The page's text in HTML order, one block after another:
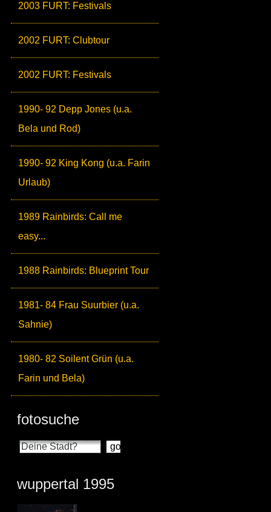
2003 FURT: Festivals
2002 FURT: Clubtour
2002 FURT: Festivals
1990- 92 Depp Jones (u.a.
Bela und Rod)
1990- 92 King Kong (u.a. Farin
Urlaub)
1989 Rainbirds: Call me
easy...
1988 Rainbirds: Blueprint Tour
1981- 84 Frau Suurbier (u.a.
Sahnie)
1980- 82 Soilent Grün (u.a.
Farin und Bela)
fotosuche
wuppertal 1995